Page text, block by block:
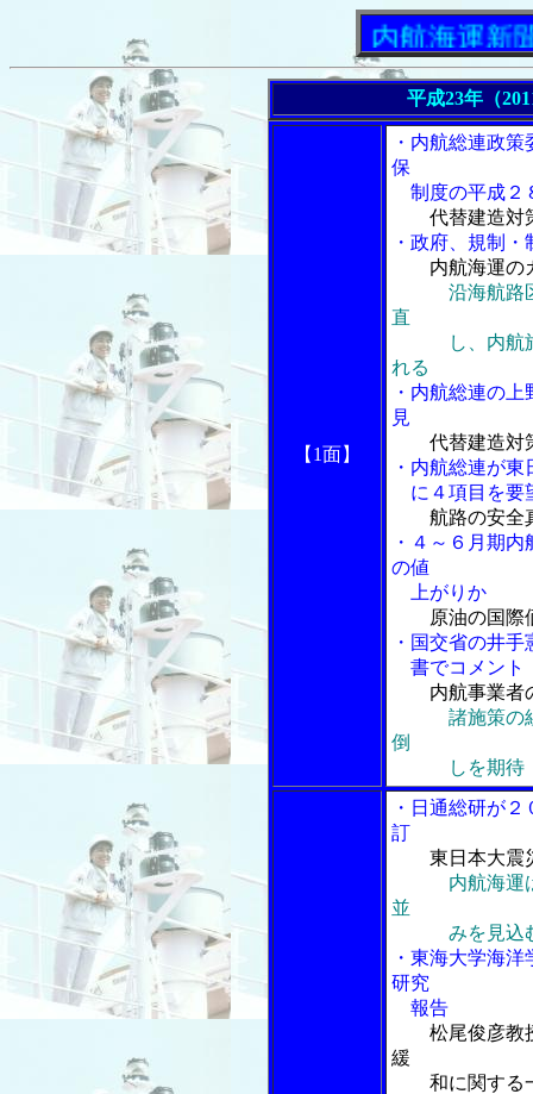
「内航海運新聞」ニ
平成23年（
【1面】
・内航総連政
保
制度の平成２
代替建造対
・政府、規制
内航海運の
沿海航路
直
し、内航旅
れる
・内航総連の
見
代替建造対
・内航総連が
に４項目を要
航路の安全
・４～６月期
の値
上がりか
原油の国際
・国交省の井
書でコメント
内航事業者
諸施策の
倒
しを期待
・日通総研が
訂
東日本大震
内航海運
並
みを見込
・東海大学海
研究
報告
松尾俊彦教
緩
和に関する